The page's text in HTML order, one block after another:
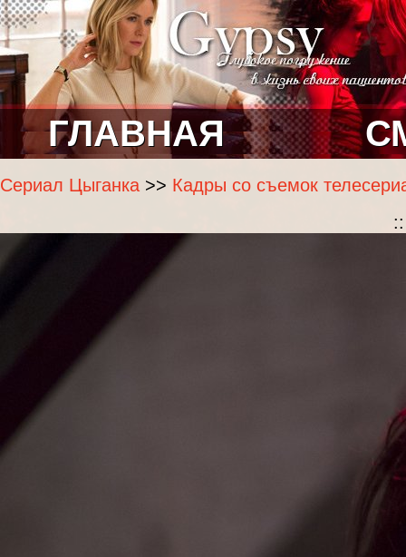
ГЛАВНАЯ
Сериал Цыганка >> Кадры со съемок